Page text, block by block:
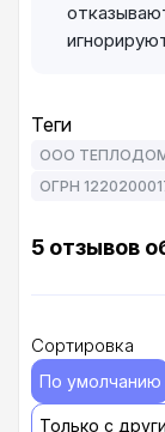
Теги
ООО
ОГРН
5 отзывов
Сортировка
По умолчанию
Только с